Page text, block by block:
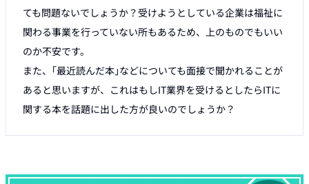
ても問題ないでしょうか？受けようとしている企業は福祉に
関わる事業を行っていない所もあるため、上のものでもいい
のか不安です。
また、｢最近読んだ本｣などについても面接で聞かれることが
あると思いますが、これはもしIT業界を受けるとしたらITに
関する本を話題に出した方が良いのでしょうか？